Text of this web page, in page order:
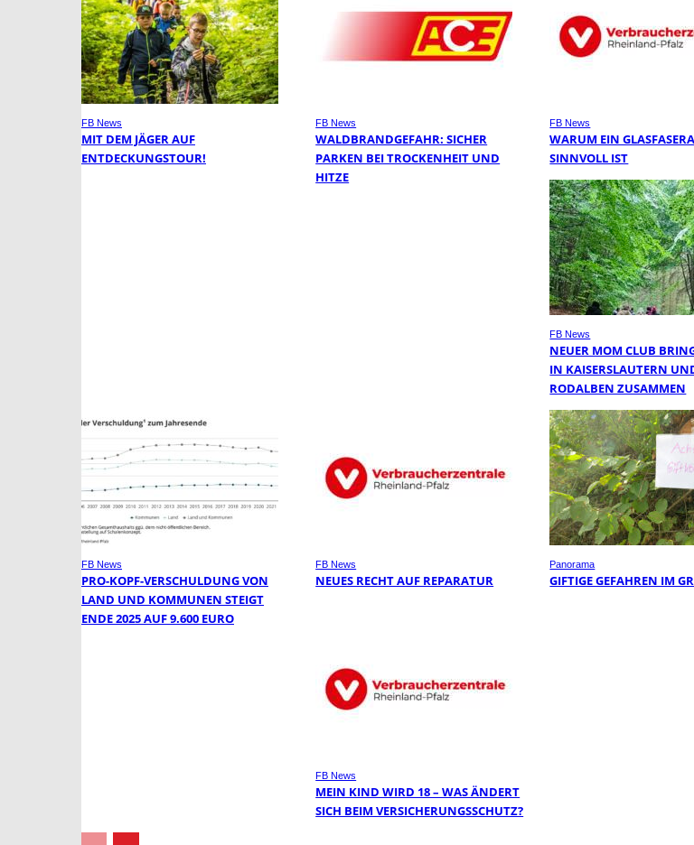
FB News
MIT DEM JÄGER AUF
ENTDECKUNGSTOUR!
FB News
WALDBRANDGEFAHR: SICHER
PARKEN BEI TROCKENHEIT UND
HITZE
FB News
WARUM EIN
SINNVOLL IST
FB News
NEUER MOM CLUB
IN KAISERSLAUTERN
RODALBEN ZUSAMMEN
FB News
PRO-KOPF-VERSCHULDUNG VON
LAND UND KOMMUNEN STEIGT
ENDE 2025 AUF 9.600 EURO
FB News
NEUES RECHT AUF REPARATUR
Panorama
GIFTIGE GEFAHREN IM
FB News
MEIN KIND WIRD 18 – WAS ÄNDERT
SICH BEIM VERSICHERUNGSSCHUTZ?